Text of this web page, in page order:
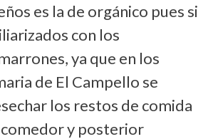
es la de orgánico pues si
con los
ya que en los
de El Campello se
los restos de comida
comedor y posterior